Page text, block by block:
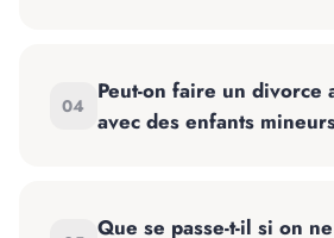
04
Peut-on faire un divorce
avec des enfants
Que se passe-t-il si on